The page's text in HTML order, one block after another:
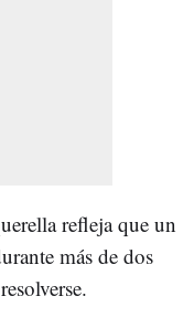
refleja que un
más de dos